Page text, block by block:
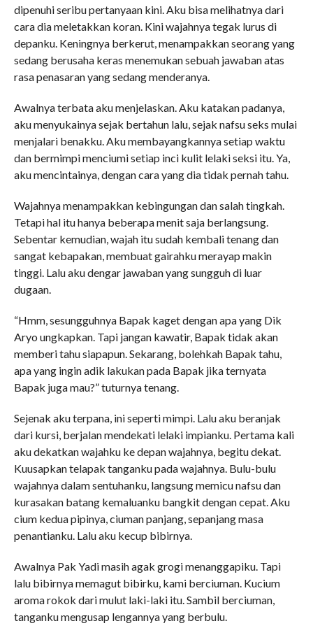
dipenuhi seribu pertanyaan kini. Aku bisa melihatnya dari
cara dia meletakkan koran. Kini wajahnya tegak lurus di
depanku. Keningnya berkerut, menampakkan seorang yang
sedang berusaha keras menemukan sebuah jawaban atas
rasa penasaran yang sedang menderanya.
Awalnya terbata aku menjelaskan. Aku katakan padanya,
aku menyukainya sejak bertahun lalu, sejak nafsu seks mulai
menjalari benakku. Aku membayangkannya setiap waktu
dan bermimpi menciumi setiap inci kulit lelaki seksi itu. Ya,
aku mencintainya, dengan cara yang dia tidak pernah tahu.
Wajahnya menampakkan kebingungan dan salah tingkah.
Tetapi hal itu hanya beberapa menit saja berlangsung.
Sebentar kemudian, wajah itu sudah kembali tenang dan
sangat kebapakan, membuat gairahku merayap makin
tinggi. Lalu aku dengar jawaban yang sungguh di luar
dugaan.
“Hmm, sesungguhnya Bapak kaget dengan apa yang Dik
Aryo ungkapkan. Tapi jangan kawatir, Bapak tidak akan
memberi tahu siapapun. Sekarang, bolehkah Bapak tahu,
apa yang ingin adik lakukan pada Bapak jika ternyata
Bapak juga mau?” tuturnya tenang.
Sejenak aku terpana, ini seperti mimpi. Lalu aku beranjak
dari kursi, berjalan mendekati lelaki impianku. Pertama kali
aku dekatkan wajahku ke depan wajahnya, begitu dekat.
Kuusapkan telapak tanganku pada wajahnya. Bulu-bulu
wajahnya dalam sentuhanku, langsung memicu nafsu dan
kurasakan batang kemaluanku bangkit dengan cepat. Aku
cium kedua pipinya, ciuman panjang, sepanjang masa
penantianku. Lalu aku kecup bibirnya.
Awalnya Pak Yadi masih agak grogi menanggapiku. Tapi
lalu bibirnya memagut bibirku, kami berciuman. Kucium
aroma rokok dari mulut laki-laki itu. Sambil berciuman,
tanganku mengusap lengannya yang berbulu.